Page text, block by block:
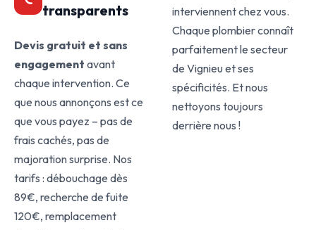
transparents
Devis gratuit et sans
engagement avant
chaque intervention. Ce
que nous annonçons est ce
que vous payez – pas de
frais cachés, pas de
majoration surprise. Nos
tarifs : débouchage dès
89€, recherche de fuite
120€, remplacement
interviennent chez vous.
Chaque plombier connaît
parfaitement le secteur
de Vignieu et ses
spécificités. Et nous
nettoyons toujours
derrière nous !